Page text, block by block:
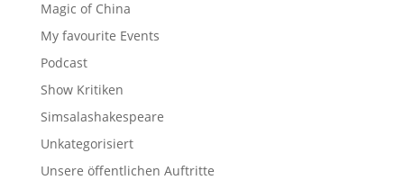
Magic of China
My favourite Events
Podcast
Show Kritiken
Simsalashakespeare
Unkategorisiert
Unsere öffentlichen Auftritte